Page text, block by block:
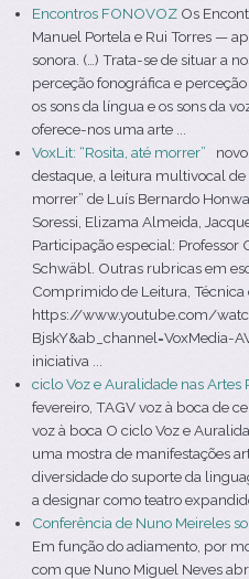
Encontros FONOVOZ Os
Manuel Portela e Rui Torres —
sonora. (…) Trata-se de situar a
perceção fonográfica e
os sons da língua e os sons da
oferece-nos uma arte ...
VoxLit: “Rosita, até morrer”
destaque, a leitura multivocal de
morrer” de Luís Bernardo
Soressi, Elizama Almeida,
Participação especial: Professor
Schwäbl. Outras rubricas em
Comprimido de Leitura, Técnica
https://www.youtube.com/
BjskY&ab_channel=VoxMedia-
iniciativa ...
ciclo Voz e Auralidade nas Artes
fevereiro, TAGV voz à boca de
voz à boca O ciclo Voz e
uma mostra de manifestações
diversidade do suporte da
a designar como teatro
Conferência de Nuno Meireles
Em função do adiamento, por
com que Nuno Miguel Neves